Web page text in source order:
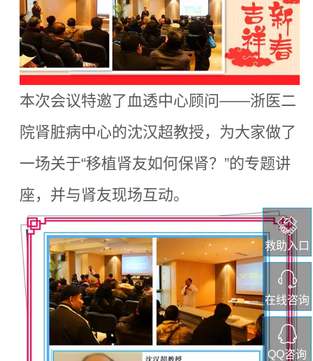
救助入口
在线咨询
QQ咨询
本次会议特邀了血透中心顾问——浙医二
院肾脏病中心的沈汉超教授，为大家做了
一场关于“移植肾友如何保肾？”的专题讲
座，并与肾友现场互动。